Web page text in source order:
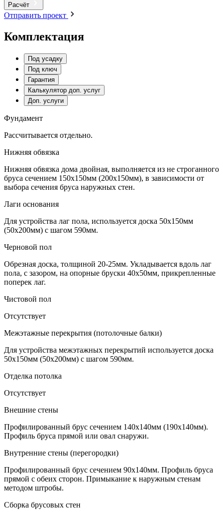
Расчёт
Отправить проект
Комплектация
Под усадку
Под ключ
Гарантия
Калькулятор доп. услуг
Доп. услуги
Фундамент
Рассчитывается отдельно.
Нижняя обвязка
Нижняя обвязка дома двойная, выполняется из не строганного
бруса сечением 150х150мм (200х150мм), в зависимости от
выбора сечения бруса наружных стен.
Лаги основания
Для устройства лаг пола, используется доска 50х150мм
(50х200мм) с шагом 590мм.
Черновой пол
Обрезная доска, толщиной 20-25мм. Укладывается вдоль лаг
пола, с зазором, на опорные бруски 40х50мм, прикрепленные
поперек лаг.
Чистовой пол
Отсутствует
Межэтажные перекрытия (потолочные балки)
Для устройства межэтажных перекрытий используется доска
50х150мм (50х200мм) с шагом 590мм.
Отделка потолка
Отсутствует
Внешние стены
Профилированный брус сечением 140х140мм (190х140мм).
Профиль бруса прямой или овал снаружи.
Внутренние стены (перегородки)
Профилированный брус сечением 90х140мм. Профиль бруса
прямой с обеих сторон. Примыкание к наружным стенам
методом штробы.
Сборка брусовых стен